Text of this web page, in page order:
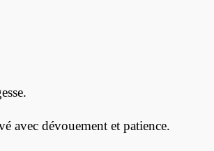
avec dévouement et patience.